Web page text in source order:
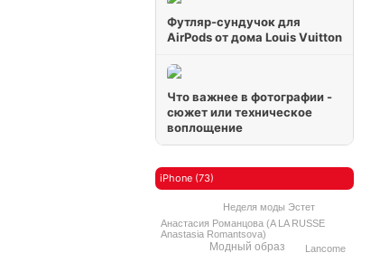
Футляр-сундучок для
AirPods от дома Louis Vuitton
Что важнее в фотографии -
сюжет или техническое
воплощение
iPhone (73)
Модный образ
Анастасия Романцова (A LA RUSSE
Anastasia Romantsova)
Неделя моды Эстет
Lancome